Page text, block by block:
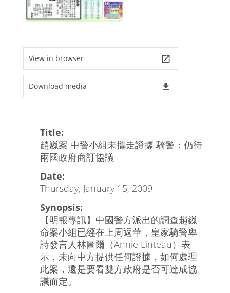
View in browser launch
Download media file_download
Title:
趙巍案 中警小組未攜走證據 騎警：仍待
兩國政府商訂協議
Date:
Thursday, January 15, 2009
Synopsis:
【明報專訊】中國警方派出的調查趙巍
命案小組已經在上周返華，皇家騎警卑
詩發言人林圖爾（Annie Linteau）表
示，未向中方提供任何證據，如何處理
此案，還是要看雙方政府是否可達成協
議而定。